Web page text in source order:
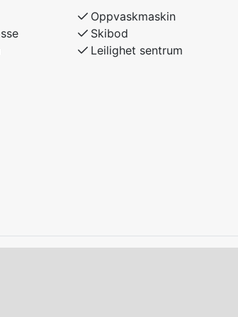
120, overkøye 90
overkøye 90
Oppvaskmaskin
Skibod
Leilighet sentrum